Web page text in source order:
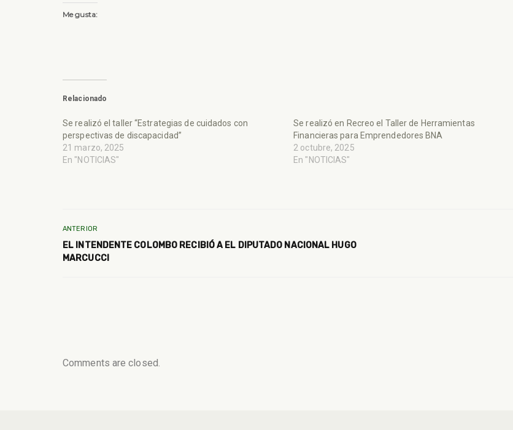
Me gusta:
Relacionado
Se realizó el taller “Estrategias de cuidados con
perspectivas de discapacidad”
21 marzo, 2025
En "NOTICIAS"
Se realizó en Recreo el Taller de Herramientas
Financieras para Emprendedores BNA
2 octubre, 2025
En "NOTICIAS"
ANTERIOR
EL INTENDENTE COLOMBO RECIBIÓ A EL DIPUTADO NACIONAL HUGO
MARCUCCI
Comments are closed.